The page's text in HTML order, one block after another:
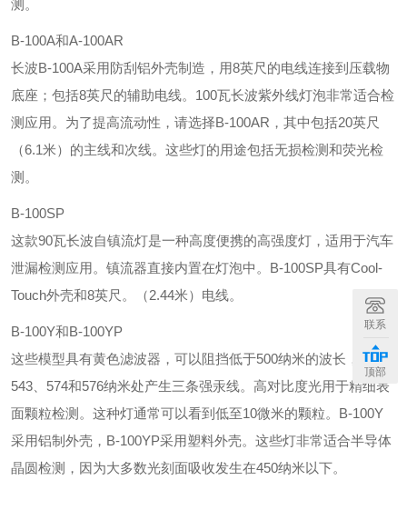
测。
B-100A和A-100AR
长波B-100A采用防刮铝外壳制造，用8英尺的电线连接到压载物
底座；包括8英尺的辅助电线。100瓦长波紫外线灯泡非常适合检
测应用。为了提高流动性，请选择B-100AR，其中包括20英尺
（6.1米）的主线和次线。这些灯的用途包括无损检测和荧光检
测。
B-100SP
这款90瓦长波自镇流灯是一种高度便携的高强度灯，适用于汽车
泄漏检测应用。镇流器直接内置在灯泡中。B-100SP具有Cool-
Touch外壳和8英尺。（2.44米）电线。
B-100Y和B-100YP
这些模型具有黄色滤波器，可以阻挡低于500纳米的波长，并在
543、574和576纳米处产生三条强汞线。高对比度光用于精细表
面颗粒检测。这种灯通常可以看到低至10微米的颗粒。B-100Y
采用铝制外壳，B-100YP采用塑料外壳。这些灯非常适合半导体
晶圆检测，因为大多数光刻面吸收发生在450纳米以下。
联系
顶部